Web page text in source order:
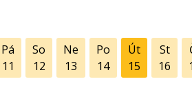
Pá
11
So
12
Ne
13
Po
14
Út
15
St
16